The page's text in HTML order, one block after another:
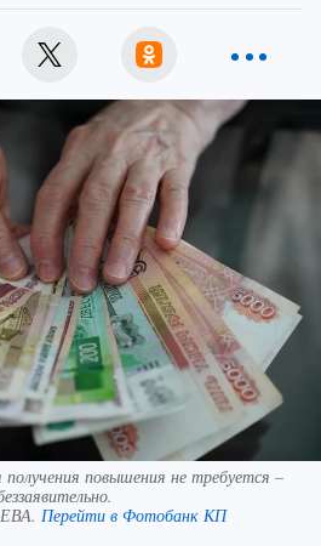
повышения не требуется –
Перейти в Фотобанк КП